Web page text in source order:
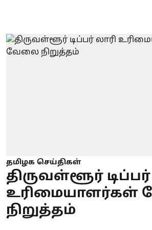
தமிழக செய்திகள்
திருவள்ளூர் டிப்பர்
உரிமையாளர்கள்
நிறுத்தம்